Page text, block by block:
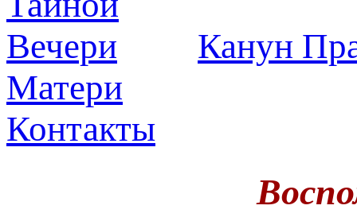
Канун
Матери
Контакты